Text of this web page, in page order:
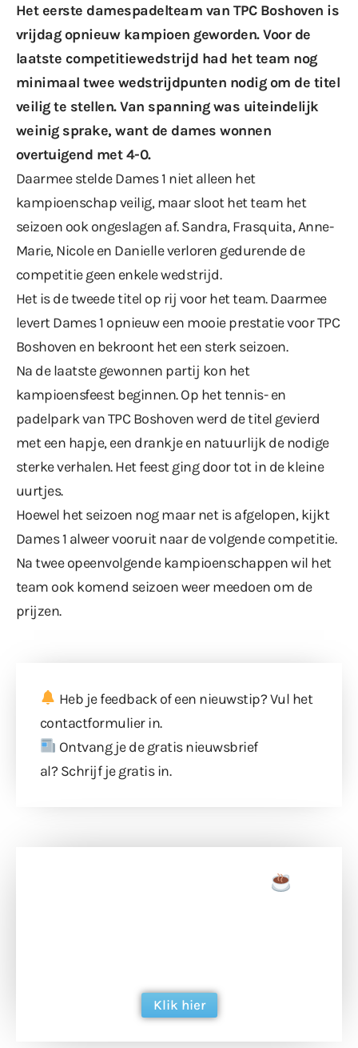
Het eerste damespadelteam van TPC Boshoven is
vrijdag opnieuw kampioen geworden. Voor de
laatste competitiewedstrijd had het team nog
minimaal twee wedstrijdpunten nodig om de titel
veilig te stellen. Van spanning was uiteindelijk
weinig sprake, want de dames wonnen
overtuigend met 4-0.
Daarmee stelde Dames 1 niet alleen het
kampioenschap veilig, maar sloot het team het
seizoen ook ongeslagen af. Sandra, Frasquita, Anne-
Marie, Nicole en Danielle verloren gedurende de
competitie geen enkele wedstrijd.
Het is de tweede titel op rij voor het team. Daarmee
levert Dames 1 opnieuw een mooie prestatie voor TPC
Boshoven en bekroont het een sterk seizoen.
Na de laatste gewonnen partij kon het
kampioensfeest beginnen. Op het tennis- en
padelpark van TPC Boshoven werd de titel gevierd
met een hapje, een drankje en natuurlijk de nodige
sterke verhalen. Het feest ging door tot in de kleine
uurtjes.
Hoewel het seizoen nog maar net is afgelopen, kijkt
Dames 1 alweer vooruit naar de volgende competitie.
Na twee opeenvolgende kampioenschappen wil het
team ook komend seizoen weer meedoen om de
prijzen.
Heb je feedback of een nieuwstip? Vul het
contactformulierin.
Ontvang je de gratis nieuwsbrief
al? Schrijf je gratis in.
Klik hier